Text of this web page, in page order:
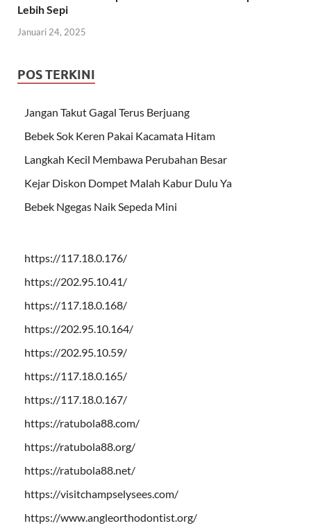
Lebih Sepi
Januari 24, 2025
POS TERKINI
Jangan Takut Gagal Terus Berjuang
Bebek Sok Keren Pakai Kacamata Hitam
Langkah Kecil Membawa Perubahan Besar
Kejar Diskon Dompet Malah Kabur Dulu Ya
Bebek Ngegas Naik Sepeda Mini
https://117.18.0.176/
https://202.95.10.41/
https://117.18.0.168/
https://202.95.10.164/
https://202.95.10.59/
https://117.18.0.165/
https://117.18.0.167/
https://ratubola88.com/
https://ratubola88.org/
https://ratubola88.net/
https://visitchampselysees.com/
https://www.angleorthodontist.org/